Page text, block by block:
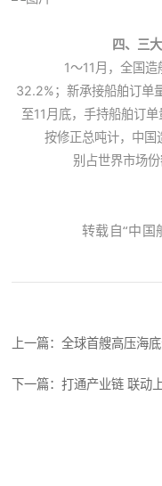
四、三
1～11月，全国
32.2%；新承接船舶订单
至11月底，手持船舶订
按修正总吨计，中国
别占世界市场
转载自“中国